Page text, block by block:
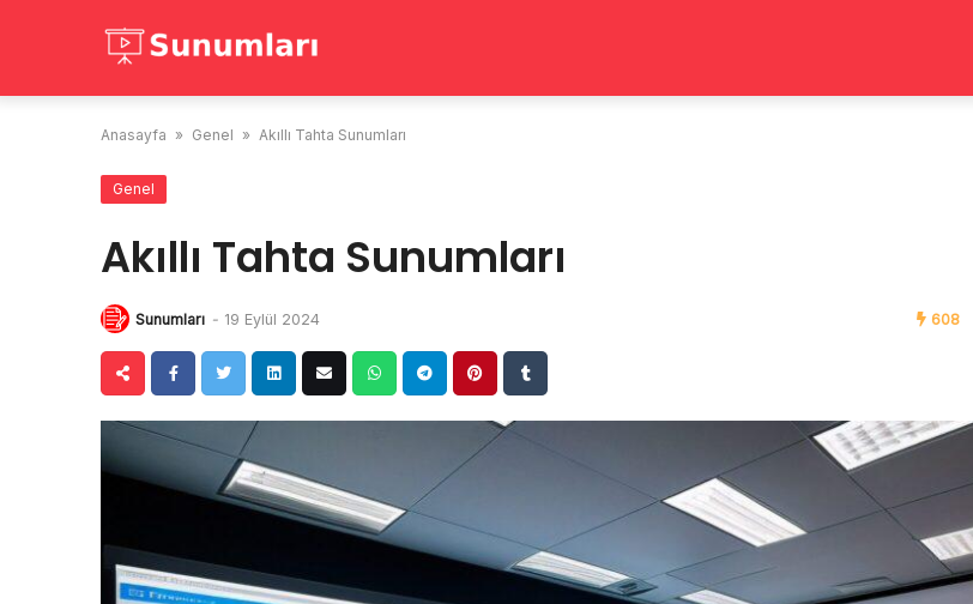
Anasayfa » Genel » Akıllı Tahta Sunumları
Genel
Akıllı Tahta Sunumları
Sunumları - 19 Eylül 2024 608